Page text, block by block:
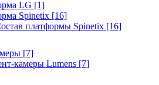
LG [1]
Spinetix [16]
платформы Spinetix [16]
[7]
камеры Lumens [7]